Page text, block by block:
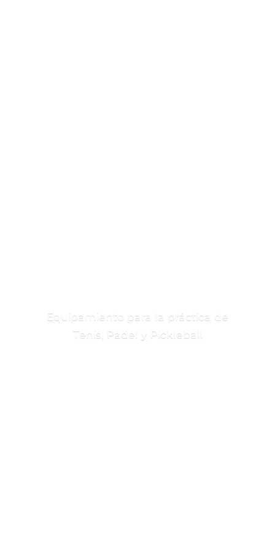
Equipamiento para la práctica de
Tenis, Padel
y Pickleball